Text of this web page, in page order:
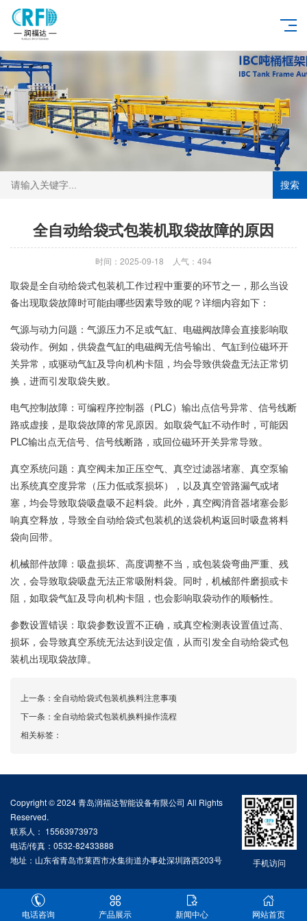
搜索
全自动给袋式包装机取袋故障的原因
时间：2025-09-18 人气：494
取袋是全自动给袋式包装机工作过程中重要的环节之一，那么当设
备出现取袋故障时可能由哪些因素导致的呢？详细内容如下：
气源与动力问题：气源压力不足或气缸、电磁阀故障会直接影响取
袋动作。例如，供袋盘气缸的电磁阀无信号输出、气缸到位磁环开
关异常，或驱动气缸及导向机构卡阻，均会导致供袋盘无法正常切
换，进而引发取袋失败。
电气控制故障：可编程序控制器（PLC）输出点信号异常、信号线断
路或虚接，是取袋故障的常见原因。如取袋气缸不动作时，可能因
PLC输出点无信号、信号线断路，或回位磁环开关异常导致。
真空系统问题：真空阀未加正压空气、真空过滤器堵塞、真空泵输
出系统真空度异常（压力低或泵损坏），以及真空管路漏气或堵
塞，均会导致取袋吸盘吸不起料袋。此外，真空阀消音器堵塞会影
响真空释放，导致全自动给袋式包装机的送袋机构返回时吸盘将料
袋向回带。
机械部件故障：吸盘损坏、高度调整不当，或包装袋弯曲严重、残
次，会导致取袋吸盘无法正常吸附料袋。同时，机械部件磨损或卡
阻，如取袋气缸及导向机构卡阻，也会影响取袋动作的顺畅性。
参数设置错误：取袋参数设置不正确，或真空检测表设置值过高、
损坏，会导致真空系统无法达到设定值，从而引发全自动给袋式包
装机出现取袋故障。
上一条： 全自动给袋式包装机换料注意事项
下一条： 全自动给袋式包装机换料操作流程
相关标签：
手机访问
Copyright © 2024 青岛润福达智能设备有限公司 All Rights
Reserved.
联系人： 15563973973
电话/传真：0532-82433888
地址：山东省青岛市莱西市水集街道办事处深圳路西203号
电话咨询 产品展示 新闻中心 网站首页